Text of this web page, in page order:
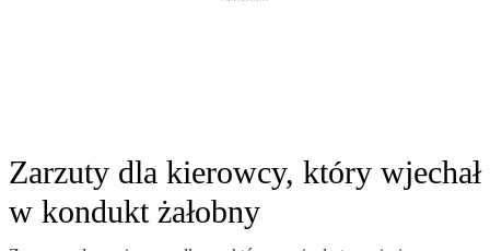
Zarzuty dla kierowcy, który wjechał
w kondukt żałobny